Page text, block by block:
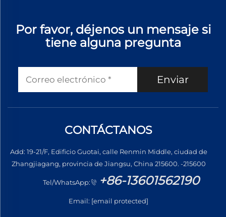
Por favor, déjenos un mensaje si
tiene alguna pregunta
Enviar
CONTÁCTANOS
Add: 19-21/F, Edificio Guotai, calle Renmin Middle, ciudad de
Zhangjiagang, provincia de Jiangsu, China 215600. -215600
Tel/WhatsApp: +86-13601562190
Email: [email protected]